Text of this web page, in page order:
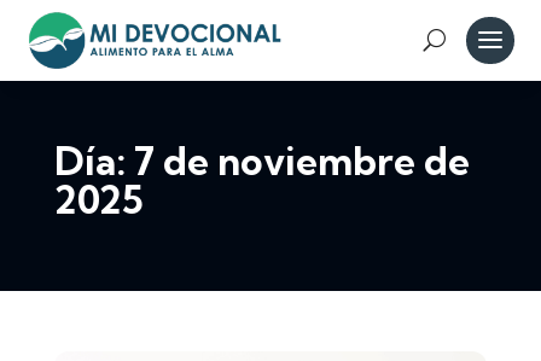
Día: 7 de noviembre de
2025